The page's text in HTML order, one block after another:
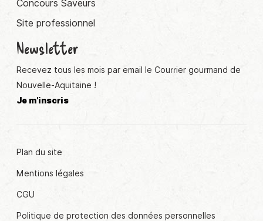
Concours Saveurs
Site professionnel
Newsletter
Recevez tous les mois par email le Courrier gourmand de
Nouvelle-Aquitaine !
Je m'inscris
Plan du site
Mentions légales
CGU
Politique de protection des données personnelles